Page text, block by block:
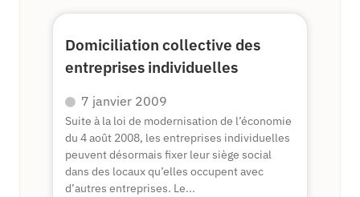
Domiciliation collective des
entreprises individuelles
7 janvier 2009
Suite à la loi de modernisation de l’économie
du 4 août 2008, les entreprises individuelles
peuvent désormais fixer leur siège social
dans des locaux qu’elles occupent avec
d’autres entreprises. Le...